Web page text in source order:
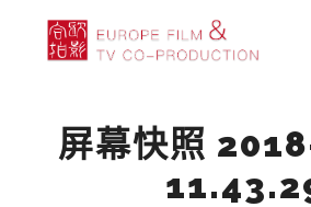
屏幕快照